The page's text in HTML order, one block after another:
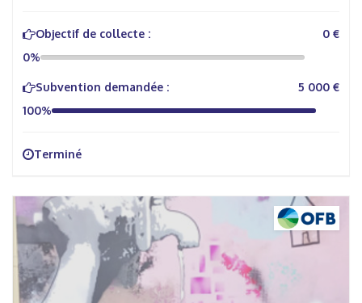
Objectif de collecte :
0 €
0%
Subvention demandée :
5 000 €
100%
Terminé